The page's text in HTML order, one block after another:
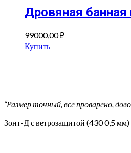
Дровяная
99000,00₽
Купить
“Размер точный, все проварено,
Зонт-Д с ветрозащитой (430 0,5